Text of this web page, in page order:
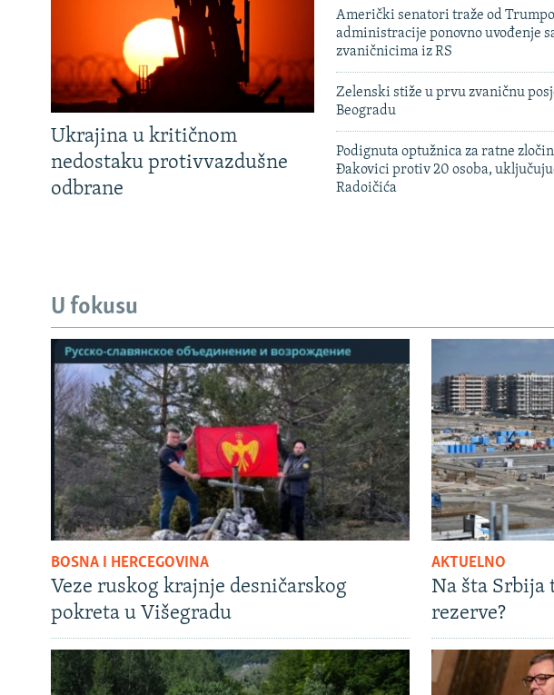
Ukrajina u kritičnom
nedostaku protivvazdušne
odbrane
Američki senatori traže od
administracije ponovno uvođenje
zvaničnicima iz RS
Zelenski stiže u prvu zvaničnu
Beogradu
Podignuta optužnica za ratne
Đakovici protiv 20 osoba,
Radoičića
U fokusu
BOSNA I HERCEGOVINA
Veze ruskog krajnje desničarskog
pokreta u Višegradu
AKTUELNO
Na šta
rezerve?